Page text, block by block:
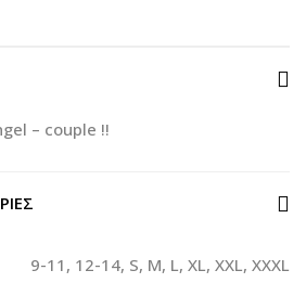
– couple !!
9-11, 12-14, S, M, L, XL, XXL, XXXL